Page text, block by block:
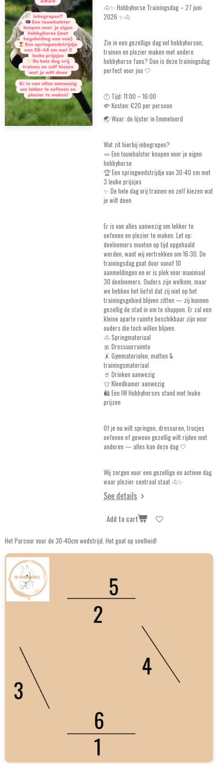
🐴✨ Hobbyhorse Trainingsdag – 27 juni
2026 ✨🐴
Zin in een gezellige dag vol hobbyhorsen,
trainen en plezier maken met andere
hobbyhorse fans? Dan is deze trainingsdag
perfect voor jou 🤍
🕚 Tijd: 11:00 – 16:00
💸 Kosten: €20 per persoon
🌏 Waar: de lijster in Emmeloord
Wat zit hierbij inbegrepen?
🪢 Een touwhalster knopen voor je eigen
hobbyhorse
🏆 Een springwedstrijdje van 30-40 cm met
3 leuke prijsjes
✨ De hele dag vrij trainen en zelf kiezen wat
je wilt doen
Er is van alles aanwezig om lekker te
oefenen en plezier te maken. Let op:
deelnemers moeten op tijd opgehaald
worden, want wij vertrekken om 16:30. De
trainingsdag gaat door vanaf 10
aanmeldingen en er is plek voor maximaal
30 deelnemers. Ouders zijn welkom, maar
we hebben het liefst dat zij niet op het
trainingsgebied blijven zitten — zij kunnen
gezellig de stad in om te shoppen. Er zal een
kleine aparte ruimte beschikbaar zijn voor
ouders die toch willen blijven.
🐴 Springmateriaal
🎀 Dressuurruimte
🤸 Gymmaterialen, matten &
trainingsmateriaal
🥤 Drinken aanwezig
👕 Kleedkamer aanwezig
🛍️ Een IW Hobbyhorses stand met leuke
prijzen
Of je nu wilt springen, dressuren, trucjes
oefenen of gewoon gezellig wilt rijden met
anderen — alles kan deze dag 🤍
Wij zorgen voor een gezellige en actieve dag
waar plezier centraal staat 🐴✨
See details
Add to cart
Het Parcour voor de 30-40cm wedstrijd. Het gaat op snelheid!